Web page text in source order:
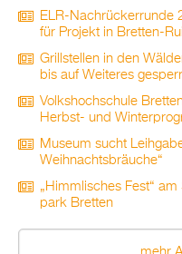
ELR-Nach­rü­ck­er­run­de
für Pro­jekt in Brett­en-
Grill­stel­len in den
bis auf Wei­te­res
Volks­hoch­schu­le
Herbst- und
Mu­se­um sucht
Weih­nachts­bräu­che“
„Himm­li­sches Fest“
park Brett­en